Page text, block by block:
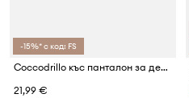
-15%* с код: FS
Coccodrillo къс панталон за деца от памук
21,99 €